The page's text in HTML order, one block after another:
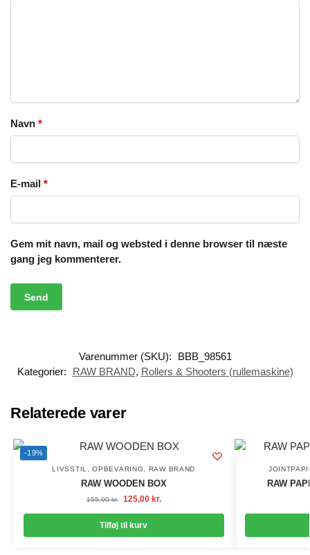
Navn *
E-mail *
Gem mit navn, mail og websted i denne browser til næste
gang jeg kommenterer.
Varenummer (SKU):
BBB_98561
Kategorier:
RAW BRAND, Rollers & Shooters (rullemaskine)
Relaterede varer
-19%
LIVSSTIL ,OPBEVARING RAW BRAND
RAW WOODEN BOX
155,00kr. 125,00 kr.
Tilføj til kurv
RAW